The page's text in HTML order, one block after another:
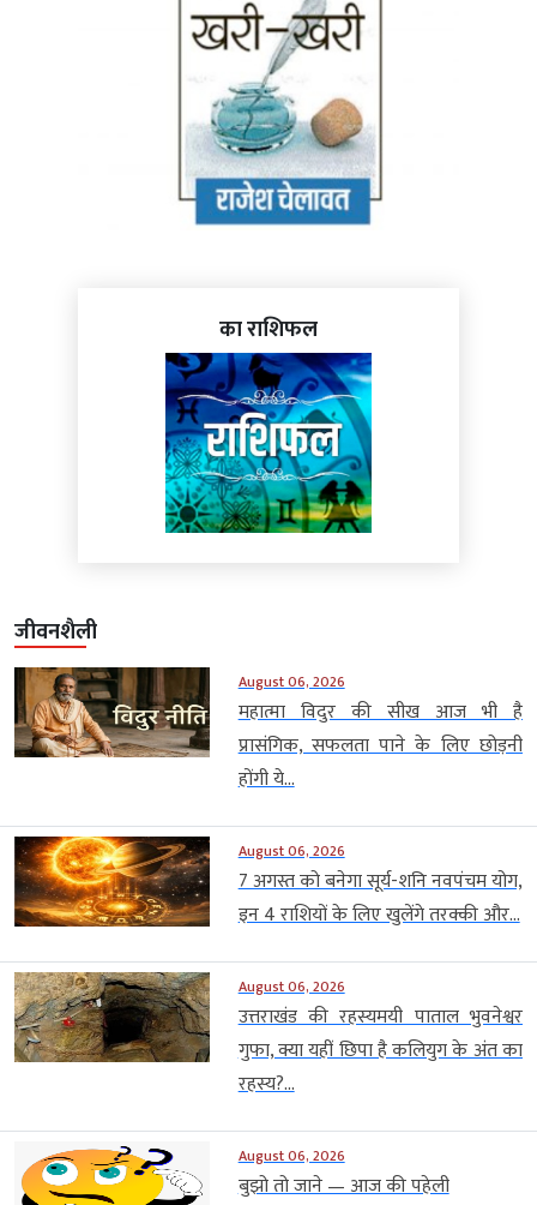
का राशिफल
जीवनशैली
August 06, 2026
महात्मा विदुर की सीख आज भी है
प्रासंगिक, सफलता पाने के लिए छोड़नी
होंगी ये...
August 06, 2026
7 अगस्त को बनेगा सूर्य-शनि नवपंचम योग,
इन 4 राशियों के लिए खुलेंगे तरक्की और...
August 06, 2026
उत्तराखंड की रहस्यमयी पाताल भुवनेश्वर
गुफा, क्या यहीं छिपा है कलियुग के अंत का
रहस्य?...
August 06, 2026
बुझो तो जाने — आज की पहेली